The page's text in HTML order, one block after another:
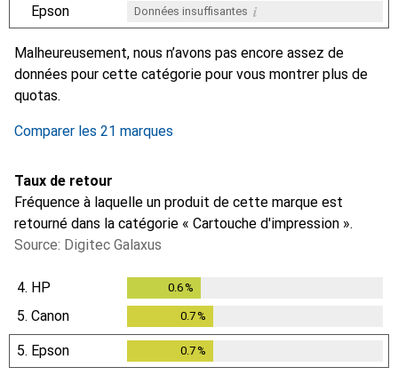
Epson Données insuffisantes i
Malheureusement, nous n’avons pas encore assez de
données pour cette catégorie pour vous montrer plus de
quotas.
Comparer les 21 marques
Taux de retour
Fréquence à laquelle un produit de cette marque est
retourné dans la catégorie « Cartouche d'impression ».
Source: Digitec Galaxus
4. HP 0.6 %
5. Canon 0.7 %
5. Epson 0.7 %